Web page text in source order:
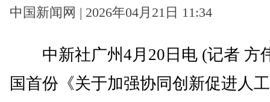
中国新闻网 | 2026年04月21日 11:34
中新社广州4月20日电 (记者 方
国首份《关于加强协同创新促进人